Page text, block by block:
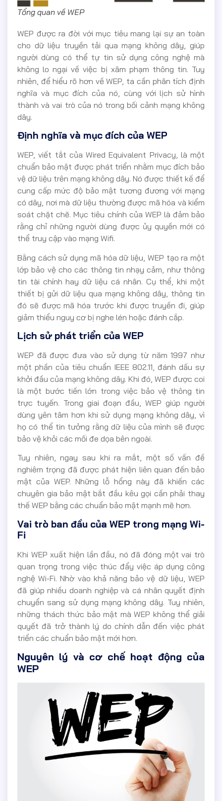
Tổng quan về WEP
WEP được ra đời với mục tiêu mang lại sự an toàn
cho dữ liệu truyền tải qua mạng không dây, giúp
người dùng có thể tự tin sử dụng công nghệ mà
không lo ngại về việc bị xâm phạm thông tin. Tuy
nhiên, để hiểu rõ hơn về WEP, ta cần phân tích định
nghĩa và mục đích của nó, cùng với lịch sử hình
thành và vai trò của nó trong bối cảnh mạng không
dây.
Định nghĩa và mục đích của WEP
WEP, viết tắt của Wired Equivalent Privacy, là một
chuẩn bảo mật được phát triển nhằm mục đích bảo
vệ dữ liệu trên mạng không dây. Nó được thiết kế để
cung cấp mức độ bảo mật tương đương với mạng
có dây, nơi mà dữ liệu thường được mã hóa và kiểm
soát chặt chẽ. Mục tiêu chính của WEP là đảm bảo
rằng chỉ những người dùng được ủy quyền mới có
thể truy cập vào mạng Wifi.
Bằng cách sử dụng mã hóa dữ liệu, WEP tạo ra một
lớp bảo vệ cho các thông tin nhạy cảm, như thông
tin tài chính hay dữ liệu cá nhân. Cụ thể, khi một
thiết bị gửi dữ liệu qua mạng không dây, thông tin
đó sẽ được mã hóa trước khi được truyền đi, giúp
giảm thiểu nguy cơ bị nghe lén hoặc đánh cắp.
Lịch sử phát triển của WEP
WEP đã được đưa vào sử dụng từ năm 1997 như
một phần của tiêu chuẩn IEEE 802.11, đánh dấu sự
khởi đầu của mạng không dây. Khi đó, WEP được coi
là một bước tiến lớn trong việc bảo vệ thông tin
trực tuyến. Trong giai đoạn đầu, WEP giúp người
dùng yên tâm hơn khi sử dụng mạng không dây, vì
họ có thể tin tưởng rằng dữ liệu của mình sẽ được
bảo vệ khỏi các mối đe dọa bên ngoài.
Tuy nhiên, ngay sau khi ra mắt, một số vấn đề
nghiêm trọng đã được phát hiện liên quan đến bảo
mật của WEP. Những lỗ hổng này đã khiến các
chuyên gia bảo mật bắt đầu kêu gọi cần phải thay
thế WEP bằng các chuẩn bảo mật mạnh mẽ hơn.
Vai trò ban đầu của WEP trong mạng Wi-
Fi
Khi WEP xuất hiện lần đầu, nó đã đóng một vai trò
quan trọng trong việc thúc đẩy việc áp dụng công
nghệ Wi-Fi. Nhờ vào khả năng bảo vệ dữ liệu, WEP
đã giúp nhiều doanh nghiệp và cá nhân quyết định
chuyển sang sử dụng mạng không dây. Tuy nhiên,
những thách thức bảo mật mà WEP không thể giải
quyết đã trở thành lý do chính dẫn đến việc phát
triển các chuẩn bảo mật mới hơn.
Nguyên lý và cơ chế hoạt động của
WEP